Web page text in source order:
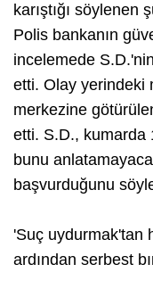
karıştığı söylenen
Polis bankanın
incelemede
etti. Olay yerindeki
merkezine
etti. S.D., kumarda
bunu
başvurduğunu
'Suç uydurmak'tan
ardından serbest